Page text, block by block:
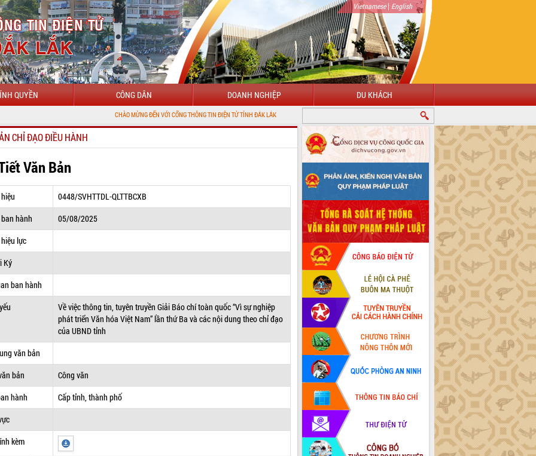
Vietnamese| English
QUYỀN CÔNG DÂN DOANH NGHIỆP DU KHÁCH
CHÀO MỪNG ĐẾN VỚI CỔNG THÔNG TIN ĐIỆN TỬ TỈNH ĐẮK LẮK
CHỈ ĐẠO ĐIỀU HÀNH
Văn Bản
0448/SVHTTDL-QLTTBCXB
hành
05/08/2025
lực
Ký
ban hành
Về việc thông tin, tuyên truyền Giải Báo chí toàn quốc “Vì sự nghiệp
phát triển Văn hóa Việt Nam” lần thứ Ba và các nội dung theo chỉ đạo
của UBND tỉnh
văn bản
bản
Công văn
hành
Cấp tỉnh, thành phố
kèm